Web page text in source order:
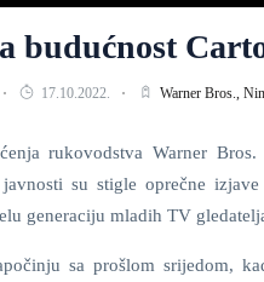
budućnost
17.10.2022. Warner Bros.,
rukovodstva Warner
su stigle oprečne
generaciju mladih TV
sa prošlom srijedom,